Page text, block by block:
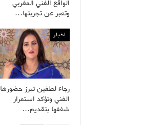
الواقع الفني المغربي
وتعبر عن تجربتها…
اخبار
رجاء لطفين تبرز حضورها
الفني وتؤكد استمرار
شغفها بتقديم…